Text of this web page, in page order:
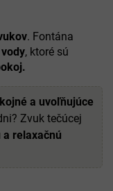
. Fontána
, ktoré sú
a uvoľňujúce
Zvuk tečúcej
relaxačnú